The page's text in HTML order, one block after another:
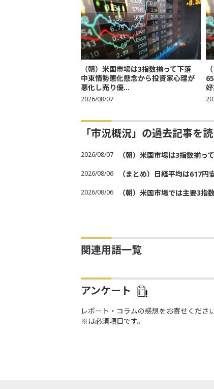
（朝）米国市場は3指数揃って下落
中東情勢悪化懸念から投資家心理が
悪化し売り優...
2026/08/07
「市況概況」の過去記事を
2026/08/07 （朝）米国市場は3指数揃
2026/08/06 （まとめ）日経平均は617
2026/08/06 （朝）米国市場では主要3
関連用語一覧
アンケート
レポート・コラムの感想をお寄せくださ
※は必須項目です。